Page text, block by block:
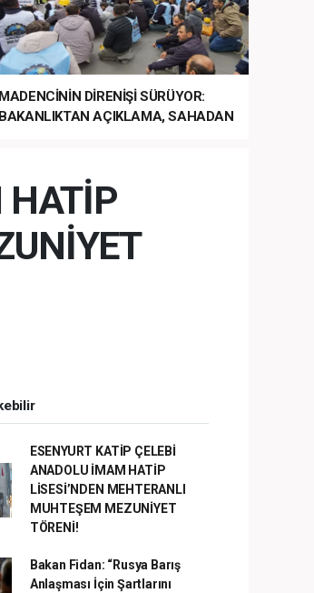
MADENCİNİN DİRENİŞİ SÜRÜYOR:
BAKANLIKTAN AÇIKLAMA, SAHADAN
HATİP
ESENYURT KATİP ÇELEBİ
ANADOLU İMAM HATİP
LİSESİ’NDEN MEHTERANLI
MUHTEŞEM MEZUNİYET
TÖRENİ!
Bakan Fidan: “Rusya Barış
Anlaşması İçin Şartlarını